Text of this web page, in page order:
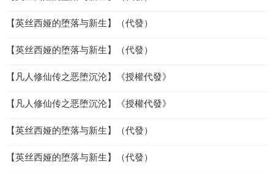
【英丝西娅的堕落与新生】（代發）
【英丝西娅的堕落与新生】（代發）
【凡人修仙传之恶堕沉沦】《授權代發》
【凡人修仙传之恶堕沉沦】《授權代發》
【英丝西娅的堕落与新生】（代發）
【英丝西娅的堕落与新生】（代發）